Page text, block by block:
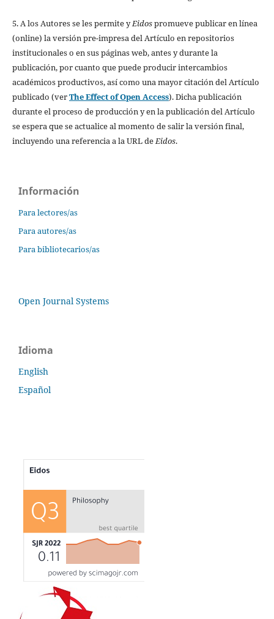
5. A los Autores se les permite yEidospromueve publicar en línea
(online) la versión pre-impresa del Artículo en repositorios
institucionales o en sus páginas web, antes y durante la
publicación, por cuanto que puede producir intercambios
académicos productivos, así como una mayor citación del Artículo
publicado (verThe Effect of Open Access). Dicha publicación
durante el proceso de producción y en la publicación del Artículo
se espera que se actualice al momento de salir la versión final,
incluyendo una referencia a la URL deEidos.
Información
Para lectores/as
Para autores/as
Para bibliotecarios/as
Open Journal Systems
Idioma
English
Español